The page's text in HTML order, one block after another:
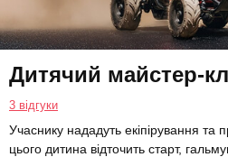
Дитячий майстер-
3 відгуки
Учаснику нададуть екіпірування та
цього дитина відточить старт,